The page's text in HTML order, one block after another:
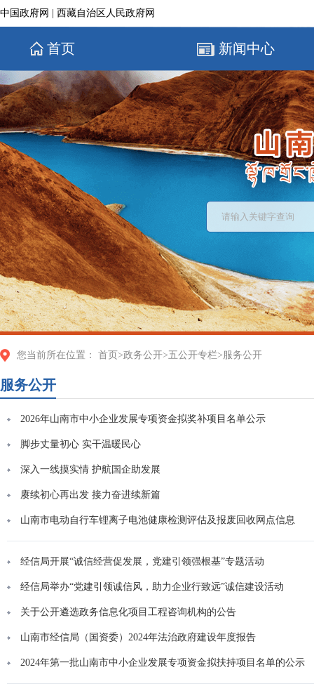
中国政府网 西藏自治区人民政府网
首页 新闻中心
您当前所在位置： 首页 >政务公开>五公开专栏>服务公开
服务公开
2026年山南市中小企业发展专项资金拟奖补项目名单公示
脚步丈量初心 实干温暖民心
深入一线摸实情 护航国企助发展
赓续初心再出发 接力奋进续新篇
山南市电动自行车锂离子电池健康检测评估及报废回收网点信息
经信局开展“诚信经营促发展，党建引领强根基”专题活动
经信局举办“党建引领诚信风，助力企业行致远”诚信建设活动
关于公开遴选政务信息化项目工程咨询机构的公告
山南市经信局（国资委）2024年法治政府建设年度报告
2024年第一批山南市中小企业发展专项资金拟扶持项目名单的公示